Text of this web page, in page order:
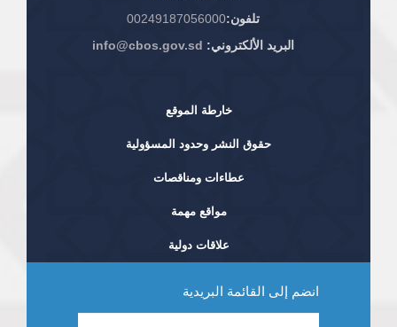
تلفون:00249187056000
البريد الألكتروني: info@cbos.gov.sd
خارطة الموقع
حقوق النشر وحدود المسؤولية
عطاءات ومناقصات
مواقع مهمة
علاقات دولية
انضم إلى القائمة البريدية